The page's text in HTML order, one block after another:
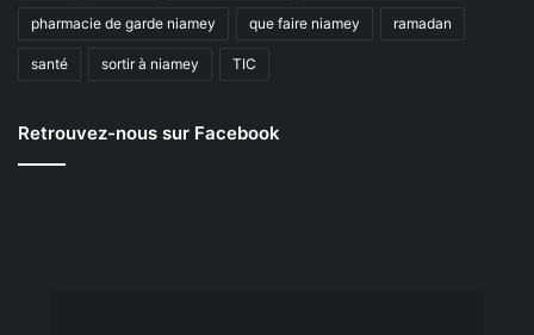
pharmacie de garde niamey que faire niamey ramadan
santé sortir à niamey TIC
Retrouvez-nous sur Facebook